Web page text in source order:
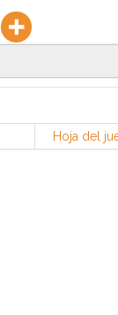
Hoja del
de 2023